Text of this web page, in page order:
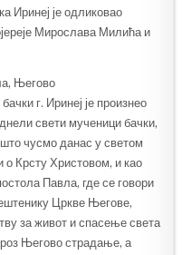
Иринеј је одликовао
Мирослава Милића и
Његово
г. Иринеј је произнео
свети мученици бачки,
што чусмо данас у светом
о Крсту Христовом, и као
Павла, где се говори
Цркве Његове,
за живот и спасење света
Његово страдање, а